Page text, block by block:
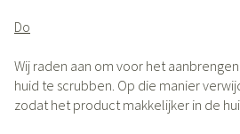
Do
Wij raden aan om voor het
huid te scrubben. Op die manier
zodat het product makkelijker in de